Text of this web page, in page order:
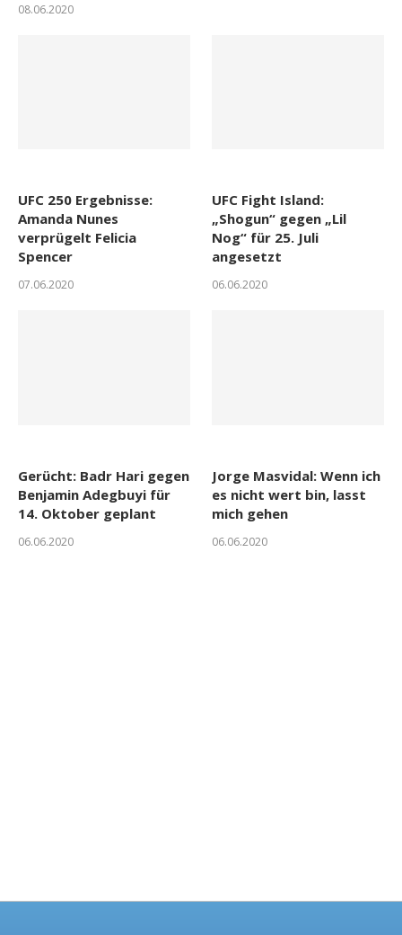
08.06.2020
UFC 250 Ergebnisse:
Amanda Nunes
verprügelt Felicia
Spencer
07.06.2020
UFC Fight Island:
„Shogun“ gegen „Lil
Nog“ für 25. Juli
angesetzt
06.06.2020
Gerücht: Badr Hari gegen
Benjamin Adegbuyi für
14. Oktober geplant
06.06.2020
Jorge Masvidal: Wenn ich
es nicht wert bin, lasst
mich gehen
06.06.2020